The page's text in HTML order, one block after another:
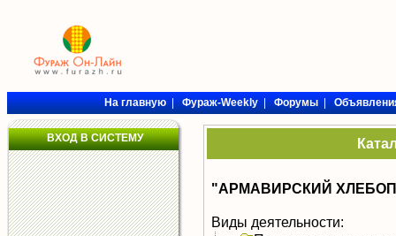
На главную|Фураж-Weekly|Форумы|
ВХОД В СИСТЕМУ
"АРМАВИРСКИЙ
Виды деятельности: